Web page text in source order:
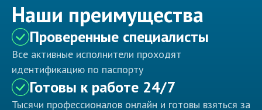
Наши преимущества
Проверенные специалисты
Все активные исполнители проходят
идентификацию по паспорту
Готовы к работе 24/7
Тысячи профессионалов онлайн и готовы взяться за